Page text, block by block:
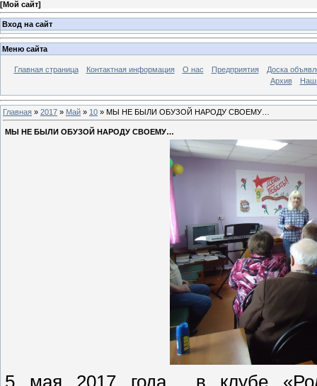
[Мой сайт]
Вход на сайт
Меню сайта
Главная страница Контактная информация О нас Предприятия
Доска
Архив
Главная » 2017 » Май » 10 » МЫ НЕ БЫЛИ ОБУЗОЙ НАРОДУ СВОЕМУ…
МЫ НЕ БЫЛИ ОБУЗОЙ НАРОДУ СВОЕМУ…
5 мая 2017 года в клубе